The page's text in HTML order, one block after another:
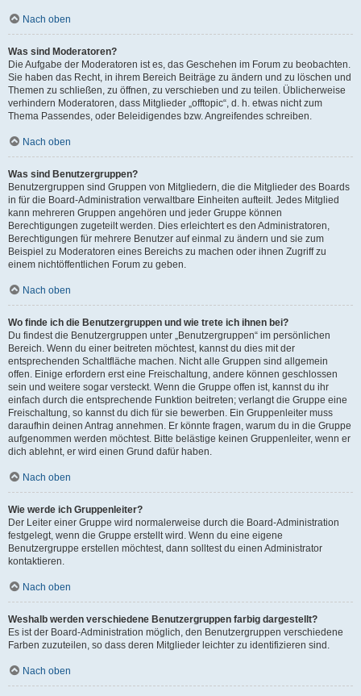
Nach oben
Was sind Moderatoren?
Die Aufgabe der Moderatoren ist es, das Geschehen im Forum zu beobachten.
Sie haben das Recht, in ihrem Bereich Beiträge zu ändern und zu löschen und
Themen zu schließen, zu öffnen, zu verschieben und zu teilen. Üblicherweise
verhindern Moderatoren, dass Mitglieder „offtopic“, d. h. etwas nicht zum
Thema Passendes, oder Beleidigendes bzw. Angreifendes schreiben.
Nach oben
Was sind Benutzergruppen?
Benutzergruppen sind Gruppen von Mitgliedern, die die Mitglieder des Boards
in für die Board-Administration verwaltbare Einheiten aufteilt. Jedes Mitglied
kann mehreren Gruppen angehören und jeder Gruppe können
Berechtigungen zugeteilt werden. Dies erleichtert es den Administratoren,
Berechtigungen für mehrere Benutzer auf einmal zu ändern und sie zum
Beispiel zu Moderatoren eines Bereichs zu machen oder ihnen Zugriff zu
einem nichtöffentlichen Forum zu geben.
Nach oben
Wo finde ich die Benutzergruppen und wie trete ich ihnen bei?
Du findest die Benutzergruppen unter „Benutzergruppen“ im persönlichen
Bereich. Wenn du einer beitreten möchtest, kannst du dies mit der
entsprechenden Schaltfläche machen. Nicht alle Gruppen sind allgemein
offen. Einige erfordern erst eine Freischaltung, andere können geschlossen
sein und weitere sogar versteckt. Wenn die Gruppe offen ist, kannst du ihr
einfach durch die entsprechende Funktion beitreten; verlangt die Gruppe eine
Freischaltung, so kannst du dich für sie bewerben. Ein Gruppenleiter muss
daraufhin deinen Antrag annehmen. Er könnte fragen, warum du in die Gruppe
aufgenommen werden möchtest. Bitte belästige keinen Gruppenleiter, wenn er
dich ablehnt, er wird einen Grund dafür haben.
Nach oben
Wie werde ich Gruppenleiter?
Der Leiter einer Gruppe wird normalerweise durch die Board-Administration
festgelegt, wenn die Gruppe erstellt wird. Wenn du eine eigene
Benutzergruppe erstellen möchtest, dann solltest du einen Administrator
kontaktieren.
Nach oben
Weshalb werden verschiedene Benutzergruppen farbig dargestellt?
Es ist der Board-Administration möglich, den Benutzergruppen verschiedene
Farben zuzuteilen, so dass deren Mitglieder leichter zu identifizieren sind.
Nach oben